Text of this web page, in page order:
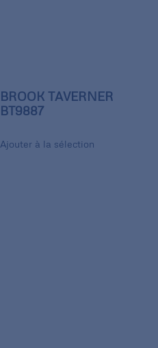
BROOK TAVERNER
BT9887
Ajouter à la sélection